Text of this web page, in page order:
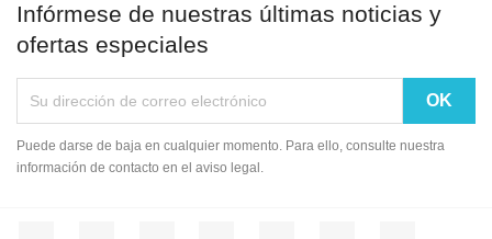
Infórmese de nuestras últimas noticias y
ofertas especiales
Puede darse de baja en cualquier momento. Para ello, consulte nuestra
información de contacto en el aviso legal.